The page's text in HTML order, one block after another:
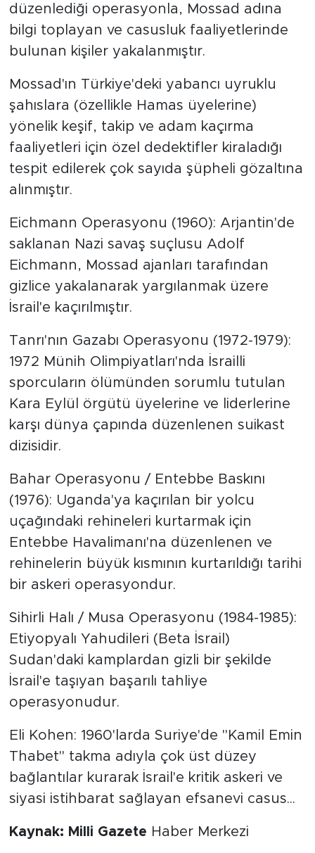
düzenlediği operasyonla, Mossad adına
bilgi toplayan ve casusluk faaliyetlerinde
bulunan kişiler yakalanmıştır.
Mossad'ın Türkiye'deki yabancı uyruklu
şahıslara (özellikle Hamas üyelerine)
yönelik keşif, takip ve adam kaçırma
faaliyetleri için özel dedektifler kiraladığı
tespit edilerek çok sayıda şüpheli gözaltına
alınmıştır.
Eichmann Operasyonu (1960): Arjantin'de
saklanan Nazi savaş suçlusu Adolf
Eichmann, Mossad ajanları tarafından
gizlice yakalanarak yargılanmak üzere
İsrail'e kaçırılmıştır.
Tanrı'nın Gazabı Operasyonu (1972-1979):
1972 Münih Olimpiyatları'nda İsrailli
sporcuların ölümünden sorumlu tutulan
Kara Eylül örgütü üyelerine ve liderlerine
karşı dünya çapında düzenlenen suikast
dizisidir.
Bahar Operasyonu / Entebbe Baskını
(1976): Uganda'ya kaçırılan bir yolcu
uçağındaki rehineleri kurtarmak için
Entebbe Havalimanı'na düzenlenen ve
rehinelerin büyük kısmının kurtarıldığı tarihi
bir askeri operasyondur.
Sihirli Halı / Musa Operasyonu (1984-1985):
Etiyopyalı Yahudileri (Beta İsrail)
Sudan'daki kamplardan gizli bir şekilde
İsrail'e taşıyan başarılı tahliye
operasyonudur.
Eli Kohen: 1960'larda Suriye'de "Kamil Emin
Thabet" takma adıyla çok üst düzey
bağlantılar kurarak İsrail'e kritik askeri ve
siyasi istihbarat sağlayan efsanevi casus...
Kaynak: Milli Gazete Haber Merkezi